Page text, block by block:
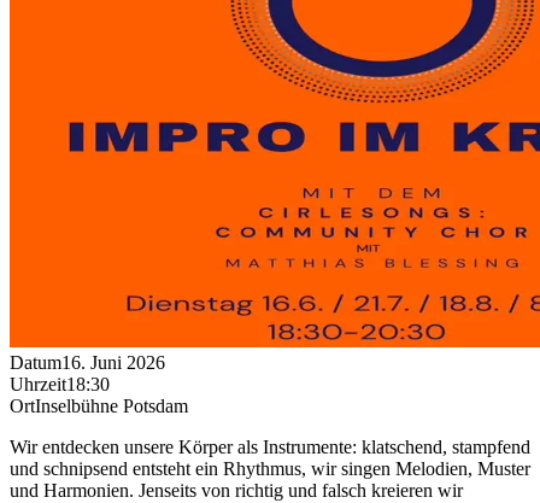
Datum16. Juni 2026
Uhrzeit18:30
OrtInselbühne Potsdam
Wir entdecken unsere Körper als Instrumente: klatschend, stampfend
und schnipsend entsteht ein Rhythmus, wir singen Melodien, Muster
und Harmonien. Jenseits von richtig und falsch kreieren wir